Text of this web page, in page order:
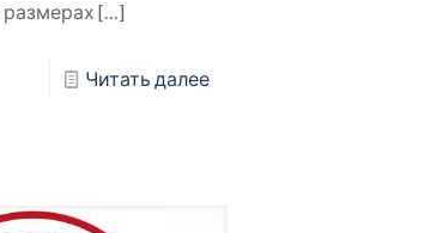
размерах […]
Читать далее